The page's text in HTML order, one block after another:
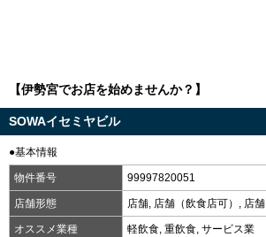
【伊勢宮でお店を始めませんか？】
SOWAイセミヤビル
●基本情報
物件番号 99997820051
店舗形態 店舗, 店舗（飲食店可）, 店舗
オススメ業種 軽飲食, 重飲食, サービス業